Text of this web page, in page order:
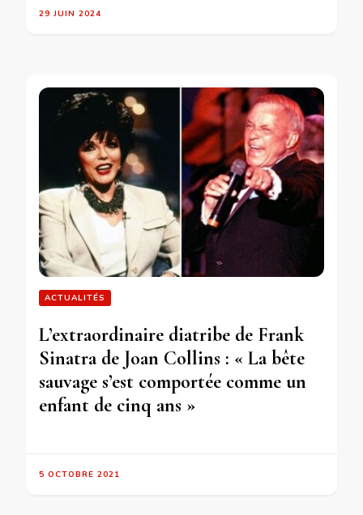
29 JUIN 2024
ACTUALITÉS
L’extraordinaire diatribe de Frank
Sinatra de Joan Collins : « La bête
sauvage s’est comportée comme un
enfant de cinq ans »
5 OCTOBRE 2021